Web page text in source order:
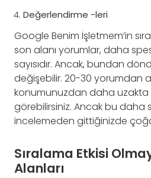
Değerlendirme -leri
Google Benim İşletmem’in
son alanı yorumlar, daha
sayısıdır. Ancak, bundan
değişebilir. 20-30 yorumdan
konumunuzdan daha
görebilirsiniz. Ancak bu daha
incelemeden gittiğinizde
Sıralama Etkisi
Alanları